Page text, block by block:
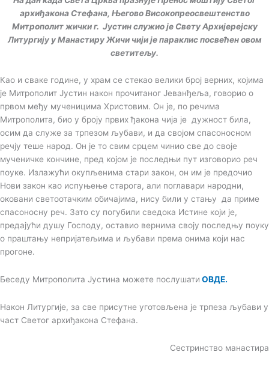
архиђакона Стефана, Његово Високопреосвештенство
Митрополит жички г. Јустин служио је Свету Архијерејску
Литургију у Манастиру Жичи чији је параклис посвећен овом
светитељу.
Као и сваке године, у храм се стекао велики број верних, којима
је Митрополит Јустин након прочитаног Јеванђеља, говорио о
првом међу мученицима Христовим. Он је, по речима
Митрополита, био у броју првих ђакона чија је дужност била,
осим да служе за трпезом љубави, и да својом спасоносном
речју теше народ. Он је то свим срцем чинио све до своје
мученичке кончине, пред којом је последњи пут изговорио реч
поуке. Излажући окупљенима стари закон, он им је предочио
Нови закон као испуњење старога, али поглавари народни,
оковани светоотачким обичајима, нису били у стању да приме
спасоносну реч. Зато су погубили сведока Истине који је,
предајући душу Господу, оставио вернима своју последњу поуку
о праштању непријатељима и љубави према онима који нас
прогоне.
Беседу Митрополита Јустина можете послушати ОВДЕ.
Након Литургије, за све присутне уготовљена је трпеза љубави у
част Светог архиђакона Стефана.
Сестринство манастира